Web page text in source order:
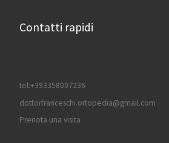
Contatti rapidi
tel:+393358007236
dottorfranceschi.ortopedia@gmail.com
Prenota una visita